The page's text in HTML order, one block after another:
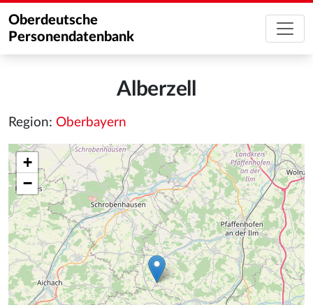
Oberdeutsche
Personendatenbank
Alberzell
Region: Oberbayern
+
−